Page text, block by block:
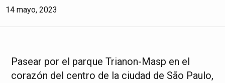
14 mayo, 2023
Pasear por el parque Trianon-Masp en el
corazón del centro de la ciudad de São Paulo,